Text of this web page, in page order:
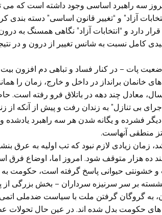
سه راهبرد اساسی وجود داشته است که می
آزاد” و “تغییر قانون اساسی” دسته بندی
دارد و “انتخابات آزاد” نگاهی همسنگ به
کامل نسبت به شانس تغییر از درون و در
پات – در کنار فساد و تباهی دم افزون
برانداز در داخل و خارج، زمان را
معادل چند دهه در باتلاق فرو رفته است.
بی تنازل” به زندان رفت و پیش از آنکه از
فشرده و یگانه شدن هر سه راهبرد یادشده و
منطقی آنهاست.
زیادی لازم نبود که تب اولیه به عرق
ده هزار متوقف شود. امروز اما، اوضاع
خشونتی حیوانی پاسخ گرفته است، حکومت به
نشسته بر سر سرنیزه سرداران – بخش بزرگی از
به گروگان گرفتن ملت با سیاست ضدملی
های حکومت بدل شده اند. در عین حال تحولات